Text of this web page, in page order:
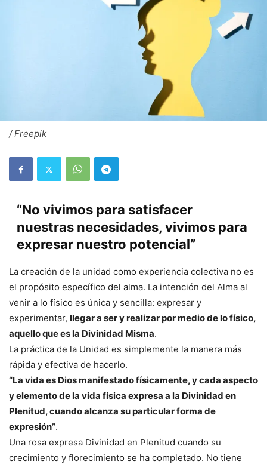
/ Freepik
“No vivimos para satisfacer
nuestras necesidades, vivimos para
expresar nuestro potencial”
La creación de la unidad como experiencia colectiva no es
el propósito específico del alma. La intención del Alma al
venir a lo físico es única y sencilla: expresar y
experimentar, llegar a ser y realizar por medio de lo físico,
aquello que es la Divinidad Misma.
La práctica de la Unidad es simplemente la manera más
rápida y efectiva de hacerlo.
“La vida es Dios manifestado físicamente, y cada aspecto
y elemento de la vida física expresa a la Divinidad en
Plenitud, cuando alcanza su particular forma de
expresión”.
Una rosa expresa Divinidad en Plenitud cuando su
crecimiento y florecimiento se ha completado. No tiene